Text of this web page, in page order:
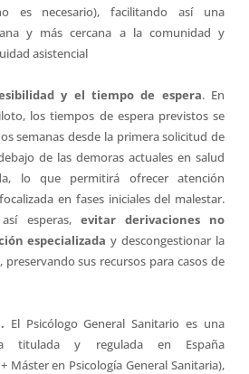
es necesario), facilitando así una
y más cercana a la comunidad y
asistencial
y el tiempo de espera. En
los tiempos de espera previstos se
semanas desde la primera solicitud de
de las demoras actuales en salud
lo que permitirá ofrecer atención
en fases iniciales del malestar.
esperas, evitar derivaciones no
especializaday descongestionar la
sus recursos para casos de
El Psicólogo General Sanitario es una
titulada y regulada en España
Máster en Psicología General Sanitaria),